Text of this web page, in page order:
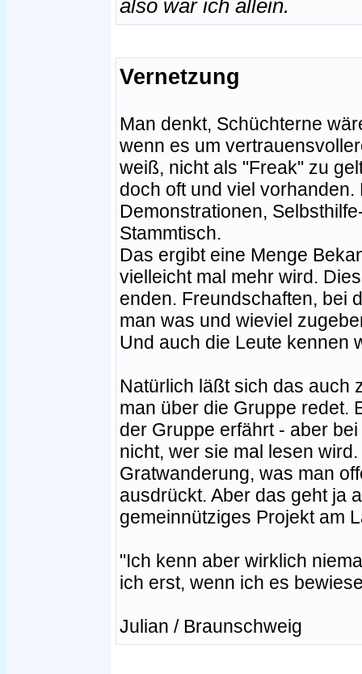
also war ich allein.
Vernetzung
Man denkt, Schüchterne
wenn es um
weiß, nicht als "Freak" zu
doch oft und viel
Demonstrationen,
Stammtisch.
Das ergibt eine Menge
vielleicht mal mehr wird.
enden. Freundschaften, bei
man was und wieviel
Und auch die Leute kennen
Natürlich läßt sich das auch
man über die Gruppe redet.
der Gruppe erfährt - aber
nicht, wer sie mal lesen
Gratwanderung, was man
ausdrückt. Aber das geht ja
gemeinnütziges Projekt am
"Ich kenn aber wirklich
ich erst, wenn ich es
Julian / Braunschweig